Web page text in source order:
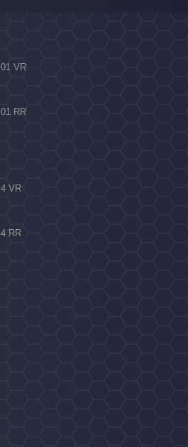
VR
RR
VR
RR